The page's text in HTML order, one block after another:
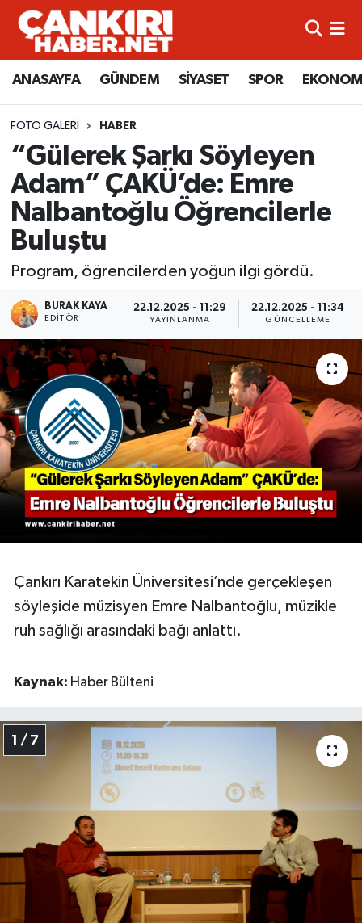
ANASAYFA GÜNDEM SİYASET SPOR
FOTO GALERI HABER
“Gülerek Şarkı Söyleyen
Adam” ÇAKÜ’de: Emre
Nalbantoğlu Öğrencilerle
Buluştu
Program, öğrencilerden yoğun ilgi gördü.
BURAK KAYA
EDITÖR
22.12.2025 - 11:29
YAYINLANMA
22.12.2025 - 11:34
GÜNCELLEME
Çankırı Karatekin Üniversitesi’nde gerçekleşen
söyleşide müzisyen Emre Nalbantoğlu, müzikle
ruh sağlığı arasındaki bağı anlattı.
Kaynak: Haber Bülteni
1 / 7
ANASAYFA
GÜNDEM
SİYASET
SPOR
EKONOMİ
EĞİTİM
RESMİ İLANLAR
Künye
İletişim
Gizlilik Sözleşmesi
BİYOGRAFİLER
EKONOMİ
GENEL
GÜNDEM
kimdir-nedir-nasil
KÜLTÜR SANAT
MAGAZİN
SAĞLIK
SİYASET
VİZYONDAKİLER
YAŞAM
Merkez Hava Durumu
Merkez Trafik Yoğunluk Haritası
Süper Lig Puan Durumu ve Fikstür
Tüm Manşetler
Son Dakika Haberleri
Haber Arşivi